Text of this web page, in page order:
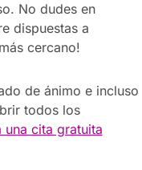
No dudes en
dispuestas a
cercano!
de ánimo e incluso
todos los
una cita gratuita